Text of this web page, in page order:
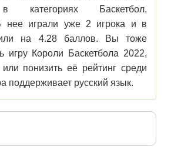
категориях Баскетбол,
нее играли уже 2 игрока и в
на 4.28 баллов. Вы тоже
игру Короли Баскетбола 2022,
понизить её рейтинг среди
поддерживает русский язык.